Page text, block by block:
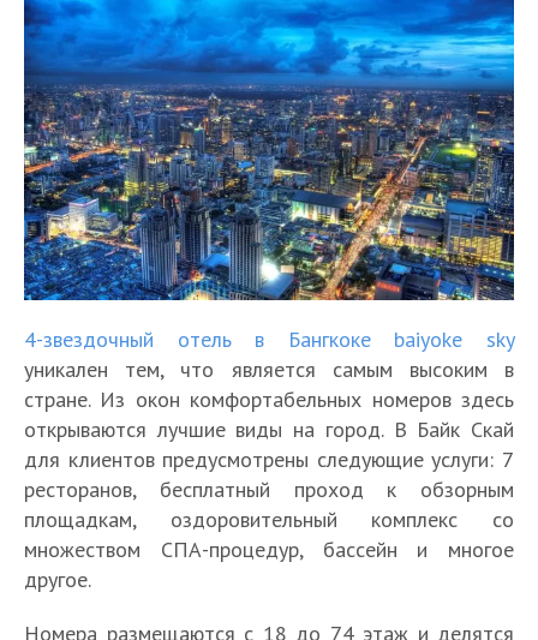
4-звездочный отель в Бангкоке baiyoke sky
уникален тем, что является самым высоким в
стране. Из окон комфортабельных номеров здесь
открываются лучшие виды на город. В Байк Скай
для клиентов предусмотрены следующие услуги: 7
ресторанов, бесплатный проход к обзорным
площадкам, оздоровительный комплекс со
множеством СПА-процедур, бассейн и многое
другое.
Номера размещаются с 18 до 74 этаж и делятся